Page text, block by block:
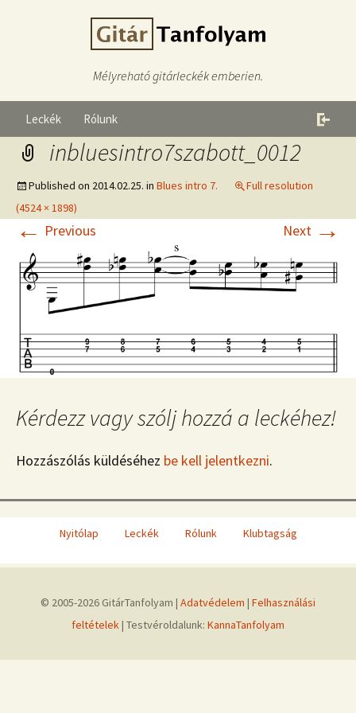
Mélyreható gitárleckék emberien.
Leckék Rólunk
inbluesintro7szabott_0012
Published on 2014.02.25. in Blues intro 7.
Full resolution
(4524 × 1898)
← Previous Next →
Kérdezz vagy szólj hozzá a leckéhez!
Hozzászólás küldéséhez be kell jelentkezni.
Nyitólap Leckék Rólunk Klubtagság
© 2005-2026 GitárTanfolyam | Adatvédelem | Felhasználási
feltételek| Testvéroldalunk: KannaTanfolyam